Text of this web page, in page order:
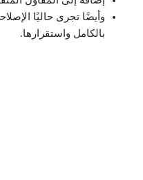
وأيضًا تجرى حاليًا
بالكامل واستقرارها.